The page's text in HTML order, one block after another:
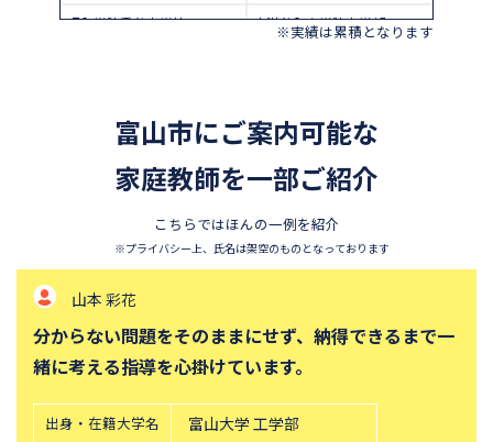
昭和学院秀英中学校
東洋英和女学院中学部
北嶺中学校
白百合学園中学校
サレジオ学院中学校
東邦大学付属東邦中学校
東京農業大学第一高等学校中
立教新座中学校
桐朋中学校
東京都市大学付属中学校
三田国際科学学園中学校
青山学院中等部
高輪中学校
帝塚山中学校
中央大学附属横浜中学校
※実績は累積となります
富山市にご案内可能な
家庭教師を一部ご紹介
こちらではほんの一例を紹介
※プライバシー上、氏名は架空のものとなっております
山本 彩花
分からない問題をそのままにせず、納得できるまで一
緒に考える指導を心掛けています。
出身・在籍大学名 富山大学 工学部